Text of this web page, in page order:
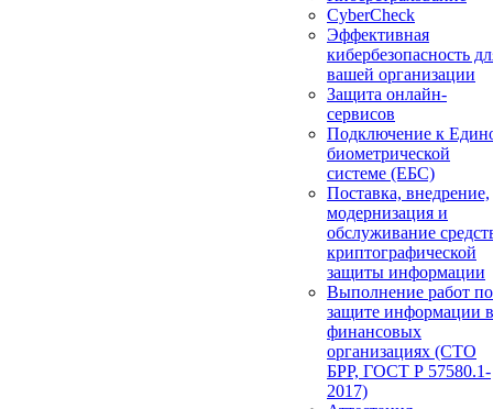
CyberCheck
Эффективная
кибербезопасность
вашей организации
Защита онлайн-
сервисов
Подключение к
биометрической
системе (ЕБС)
Поставка, внедрение,
модернизация и
обслуживание
криптографической
защиты информации
Выполнение работ по
защите информации в
финансовых
организациях (СТО
БРР, ГОСТ Р 57580.1-
2017)